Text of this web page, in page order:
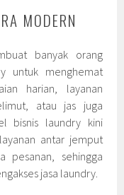
MODERN
banyak orang
untuk menghemat
harian, layanan
atau jas juga
bisnis laundry kini
antar jemput
pesanan, sehingga
jasa laundry.